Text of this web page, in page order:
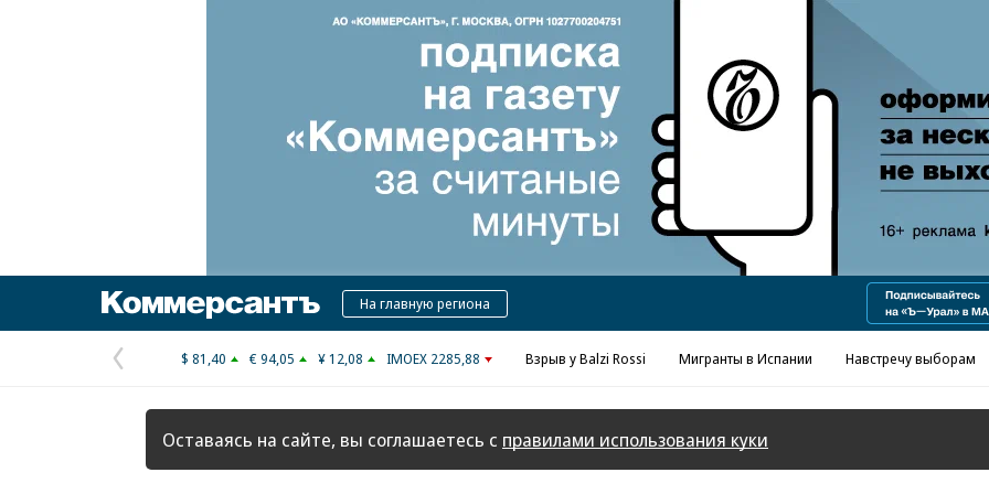
Реклама в «Ъ» www.kommersant.ru/ad
КоммерсантъНа главную региона
Предыдущая
страница
$ 81,40 € 94,05 ¥ 12,08 IMOEX 2285,88 Взрыв у Balzi Rossi Мигранты в Испании Навстречу выборам
Оставаясь на сайте, вы соглашаетесь с правилами использования куки